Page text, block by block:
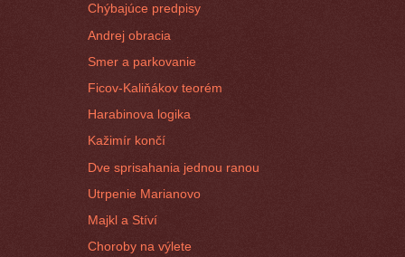
Chýbajúce predpisy
Andrej obracia
Smer a parkovanie
Ficov-Kaliňákov teorém
Harabinova logika
Kažimír končí
Dve sprisahania jednou ranou
Utrpenie Marianovo
Majkl a Stíví
Choroby na výlete